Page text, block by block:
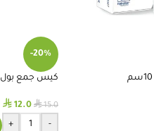
-20%
كيس جمع بول 2000 مل مع حامل
⃁15.0
⃁ 12.0
-
+